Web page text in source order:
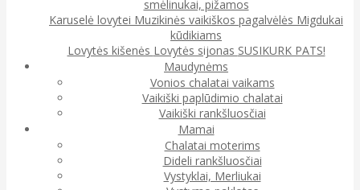
smėlinukai, pižamos
Karuselė lovytei Muzikinės vaikiškos pagalvėlės Migdukai
kūdikiams
Lovytės kišenės Lovytės sijonas SUSIKURK PATS!
Maudynėms
Vonios chalatai vaikams
Vaikiški paplūdimio chalatai
Vaikiški rankšluosčiai
Mamai
Chalatai moterims
Dideli rankšluosčiai
Vystyklai, Merliukai